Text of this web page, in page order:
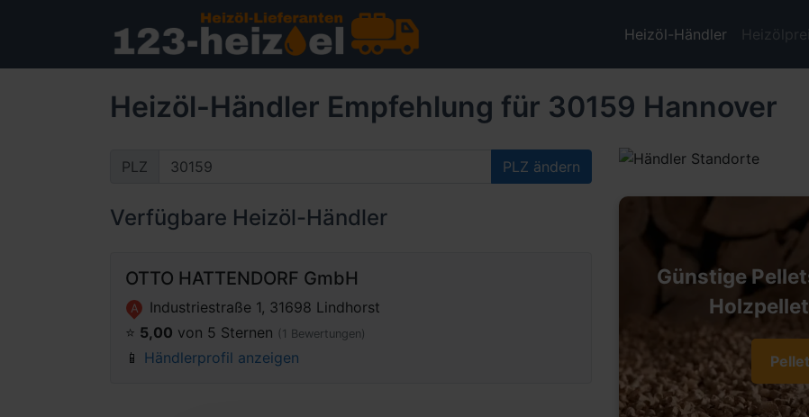
Heizöl-Händler
Heizöl-Händler Empfehlung für 30159 Hannover
PLZ PLZ ändern
Verfügbare Heizöl-Händler
OTTO HATTENDORF GmbH
A
Industriestraße 1, 31698 Lindhorst
⭐️ 5,00 von 5 Sternen (1 Bewertungen)
📱 Händlerprofil anzeigen
Günstige